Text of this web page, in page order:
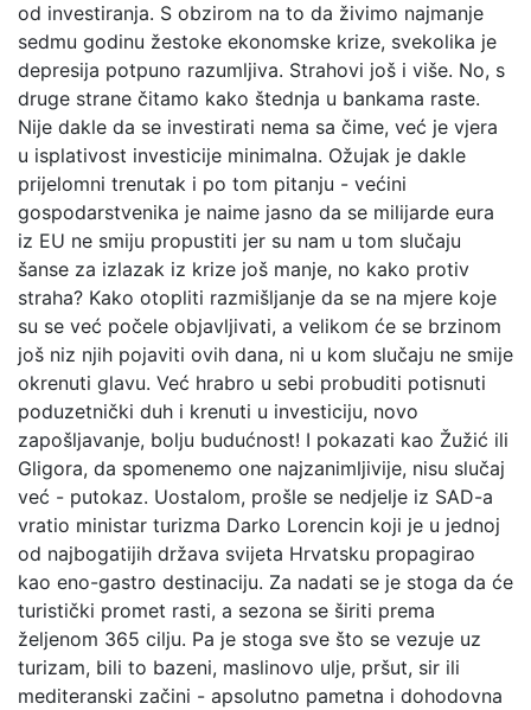
od investiranja. S obzirom na to da živimo najmanje
sedmu godinu žestoke ekonomske krize, svekolika je
depresija potpuno razumljiva. Strahovi još i više. No, s
druge strane čitamo kako štednja u bankama raste.
Nije dakle da se investirati nema sa čime, već je vjera
u isplativost investicije minimalna. Ožujak je dakle
prijelomni trenutak i po tom pitanju - većini
gospodarstvenika je naime jasno da se milijarde eura
iz EU ne smiju propustiti jer su nam u tom slučaju
šanse za izlazak iz krize još manje, no kako protiv
straha? Kako otopliti razmišljanje da se na mjere koje
su se već počele objavljivati, a velikom će se brzinom
još niz njih pojaviti ovih dana, ni u kom slučaju ne smije
okrenuti glavu. Već hrabro u sebi probuditi potisnuti
poduzetnički duh i krenuti u investiciju, novo
zapošljavanje, bolju budućnost! I pokazati kao Žužić ili
Gligora, da spomenemo one najzanimljivije, nisu slučaj
već - putokaz. Uostalom, prošle se nedjelje iz SAD-a
vratio ministar turizma Darko Lorencin koji je u jednoj
od najbogatijih država svijeta Hrvatsku propagirao
kao eno-gastro destinaciju. Za nadati se je stoga da će
turistički promet rasti, a sezona se širiti prema
željenom 365 cilju. Pa je stoga sve što se vezuje uz
turizam, bili to bazeni, maslinovo ulje, pršut, sir ili
mediteranski začini - apsolutno pametna i dohodovna